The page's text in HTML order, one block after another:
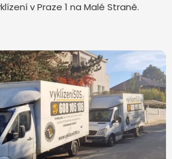
v Praze 1 na Malé Straně.